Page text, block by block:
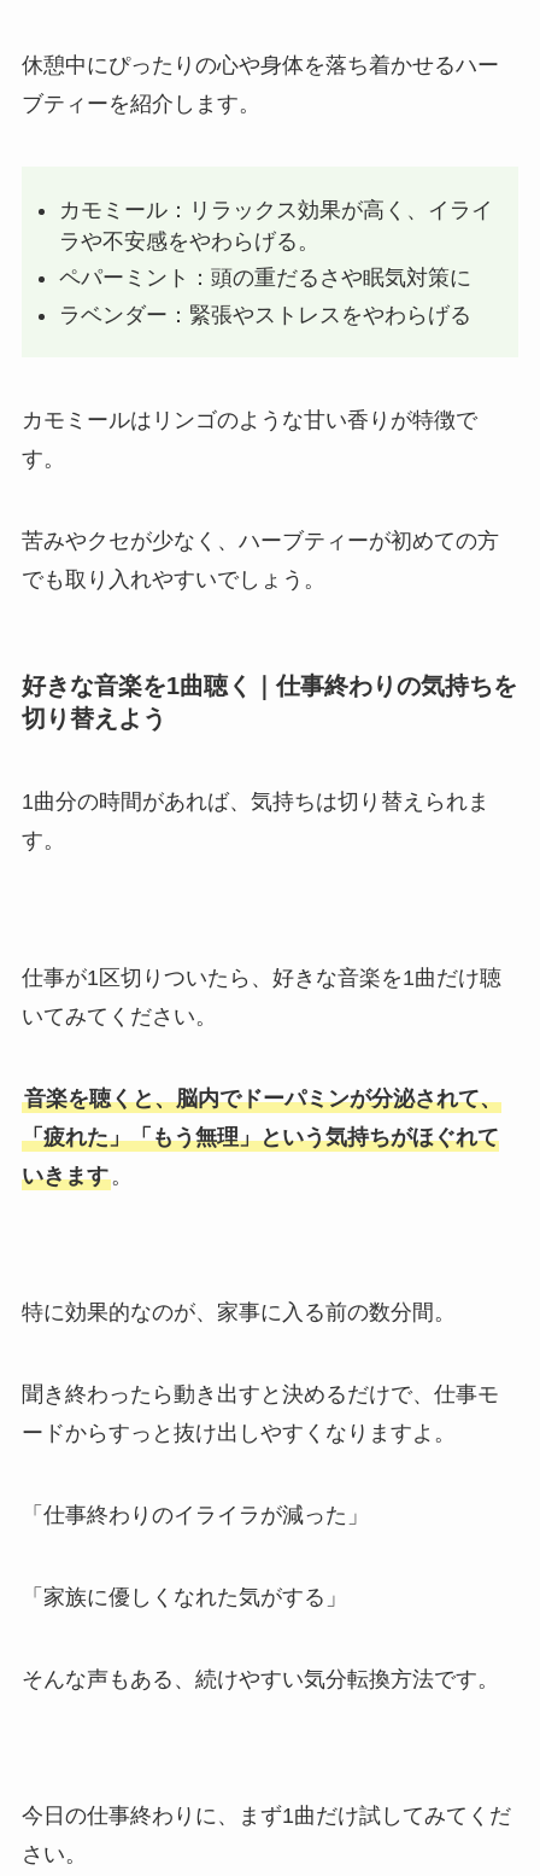
休憩中にぴったりの心や身体を落ち着かせるハー
ブティーを紹介します。
カモミール：リラックス効果が高く、イライ
ラや不安感をやわらげる。
ペパーミント：頭の重だるさや眠気対策に
ラベンダー：緊張やストレスをやわらげる
カモミールはリンゴのような甘い香りが特徴で
す。
苦みやクセが少なく、ハーブティーが初めての方
でも取り入れやすいでしょう。
好きな音楽を1曲聴く｜仕事終わりの気持ちを
切り替えよう
1曲分の時間があれば、気持ちは切り替えられま
す。
仕事が1区切りついたら、好きな音楽を1曲だけ聴
いてみてください。
音楽を聴くと、脳内でドーパミンが分泌されて、
「疲れた」「もう無理」という気持ちがほぐれて
いきます。
特に効果的なのが、家事に入る前の数分間。
聞き終わったら動き出すと決めるだけで、仕事モ
ードからすっと抜け出しやすくなりますよ。
「仕事終わりのイライラが減った」
「家族に優しくなれた気がする」
そんな声もある、続けやすい気分転換方法です。
今日の仕事終わりに、まず1曲だけ試してみてくだ
さい。